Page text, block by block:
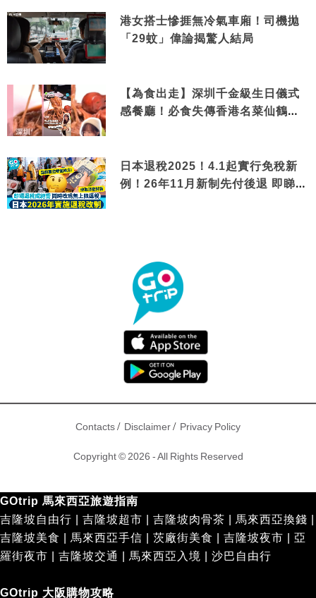
港女搭士慘捱無冷氣車廂！司機拋
「29蚊」偉論揭驚人結局
【為食出走】深圳千金級生日儀式
感餐廳！必食失傳香港名菜仙鶴神
日本退稅2025！4.1起實行免稅新
例！26年11月新制先付後退 即睇步
Contacts/ Disclaimer/ Privacy Policy
Copyright © 2026 - All Rights Reserved
GOtrip 馬來西亞旅遊指南
吉隆坡自由行
吉隆坡超市 吉隆坡肉骨茶 馬來西亞換錢
吉隆坡美食
馬來西亞手信 茨廠街美食 吉隆坡夜市
亞
羅街夜市
吉隆坡交通 馬來西亞入境 沙巴自由行
GOtrip 大阪購物攻略